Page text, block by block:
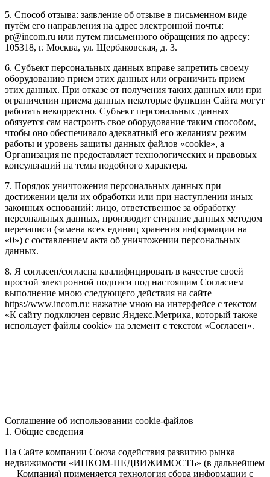
5. Способ отзыва: заявление об отзыве в письменном виде
путём его направления на адрес электронной почты:
pr@incom.ru или путем письменного обращения по адресу:
105318, г. Москва, ул. Щербаковская, д. 3.
6. Субъект персональных данных вправе запретить своему
оборудованию прием этих данных или ограничить прием
этих данных. При отказе от получения таких данных или при
ограничении приема данных некоторые функции Сайта могут
работать некорректно. Субъект персональных данных
обязуется сам настроить свое оборудование таким способом,
чтобы оно обеспечивало адекватный его желаниям режим
работы и уровень защиты данных файлов «cookie», а
Организация не предоставляет технологических и правовых
консультаций на темы подобного характера.
7. Порядок уничтожения персональных данных при
достижении цели их обработки или при наступлении иных
законных оснований: лицо, ответственное за обработку
персональных данных, производит стирание данных методом
перезаписи (замена всех единиц хранения информации на
«0») с составлением акта об уничтожении персональных
данных.
8. Я согласен/согласна квалифицировать в качестве своей
простой электронной подписи под настоящим Согласием
выполнение мною следующего действия на сайте
https://www.incom.ru: нажатие мною на интерфейсе с текстом
«К сайту подключен сервис Яндекс.Метрика, который также
использует файлы cookie» на элемент с текстом «Согласен».
Соглашение об использовании cookie-файлов
1. Общие сведения
На Сайте компании Союза содействия развитию рынка
недвижимости «ИНКОМ-НЕДВИЖИМОСТЬ» (в дальнейшем
— Компания) применяется технология сбора информации с